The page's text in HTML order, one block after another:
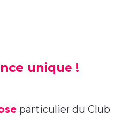
unique !
particulier du Club